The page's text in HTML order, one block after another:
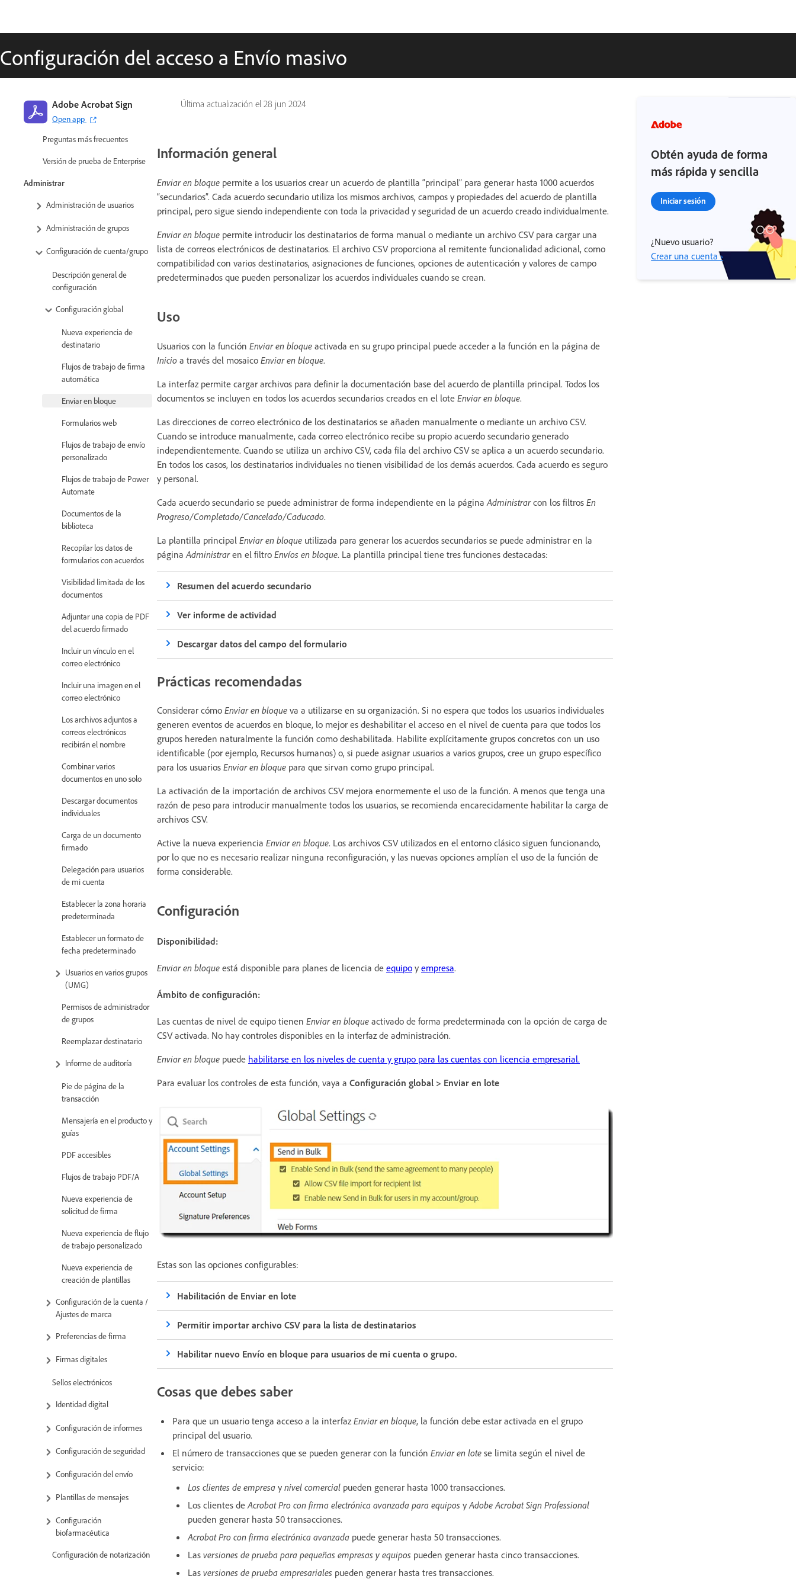
Configuración del acceso a Envío masivo
Última actualización el 28 jun 2024
Adobe Acrobat Sign
Open app
Guía de inicio rápido para
administradores
Biblioteca de tutoriales de vídeo
Preguntas más frecuentes
Versión de prueba de Enterprise
Administrar
Administración de usuarios
Administración de grupos
Configuración de cuenta/grupo
Descripción general de
configuración
Configuración global
Nueva experiencia de
destinatario
Flujos de trabajo de firma
automática
Enviar en bloque
Formularios web
Flujos de trabajo de envío
personalizado
Flujos de trabajo de Power
Automate
Documentos de la
biblioteca
Recopilar los datos de
formularios con acuerdos
Visibilidad limitada de los
documentos
Adjuntar una copia de PDF
del acuerdo firmado
Incluir un vínculo en el
correo electrónico
Incluir una imagen en el
correo electrónico
Los archivos adjuntos a
correos electrónicos
recibirán el nombre
Combinar varios
documentos en uno solo
Descargar documentos
individuales
Carga de un documento
firmado
Delegación para usuarios
de mi cuenta
Establecer la zona horaria
predeterminada
Establecer un formato de
fecha predeterminado
Usuarios en varios grupos
(UMG)
Permisos de administrador
de grupos
Reemplazar destinatario
Informe de auditoría
Pie de página de la
transacción
Mensajería en el producto y
guías
PDF accesibles
Flujos de trabajo PDF/A
Nueva experiencia de
solicitud de firma
Nueva experiencia de flujo
de trabajo personalizado
Nueva experiencia de
creación de plantillas
Configuración de la cuenta /
Ajustes de marca
Preferencias de firma
Firmas digitales
Sellos electrónicos
Identidad digital
Configuración de informes
Configuración de seguridad
Configuración del envío
Plantillas de mensajes
Configuración
biofarmacéutica
Configuración de notarización
Información general
Enviar en bloque permite a los usuarios crear un acuerdo de plantilla “principal” para generar hasta 1000 acuerdos
“secundarios”. Cada acuerdo secundario utiliza los mismos archivos, campos y propiedades del acuerdo de plantilla
principal, pero sigue siendo independiente con toda la privacidad y seguridad de un acuerdo creado individualmente.
Enviar en bloque permite introducir los destinatarios de forma manual o mediante un archivo CSV para cargar una
lista de correos electrónicos de destinatarios. El archivo CSV proporciona al remitente funcionalidad adicional, como
compatibilidad con varios destinatarios, asignaciones de funciones, opciones de autenticación y valores de campo
predeterminados que pueden personalizar los acuerdos individuales cuando se crean.
Uso
Usuarios con la función Enviar en bloque activada en su grupo principal puede acceder a la función en la página de
Inicio a través del mosaico Enviar en bloque.
La interfaz permite cargar archivos para definir la documentación base del acuerdo de plantilla principal. Todos los
documentos se incluyen en todos los acuerdos secundarios creados en el lote Enviar en bloque.
Las direcciones de correo electrónico de los destinatarios se añaden manualmente o mediante un archivo CSV.
Cuando se introduce manualmente, cada correo electrónico recibe su propio acuerdo secundario generado
independientemente. Cuando se utiliza un archivo CSV, cada fila del archivo CSV se aplica a un acuerdo secundario.
En todos los casos, los destinatarios individuales no tienen visibilidad de los demás acuerdos. Cada acuerdo es seguro
y personal.
Cada acuerdo secundario se puede administrar de forma independiente en la página Administrarcon los filtros En
Progreso/Completado/Cancelado/Caducado.
La plantilla principal Enviar en bloque utilizada para generar los acuerdos secundarios se puede administrar en la
página Administraren el filtro Envíos en bloque. La plantilla principal tiene tres funciones destacadas:
Resumen del acuerdo secundario
Ver informe de actividad
Descargar datos del campo del formulario
Prácticas recomendadas
Considerar cómo Enviar en bloque va a utilizarse en su organización. Si no espera que todos los usuarios individuales
generen eventos de acuerdos en bloque, lo mejor es deshabilitar el acceso en el nivel de cuenta para que todos los
grupos hereden naturalmente la función como deshabilitada. Habilite explícitamente grupos concretos con un uso
identificable (por ejemplo, Recursos humanos) o, si puede asignar usuarios a varios grupos, cree un grupo específico
para los usuarios Enviar en bloque para que sirvan como grupo principal.
La activación de la importación de archivos CSV mejora enormemente el uso de la función. A menos que tenga una
razón de peso para introducir manualmente todos los usuarios, se recomienda encarecidamente habilitar la carga de
archivos CSV.
Active la nueva experiencia Enviar en bloque. Los archivos CSV utilizados en el entorno clásico siguen funcionando,
por lo que no es necesario realizar ninguna reconfiguración, y las nuevas opciones amplían el uso de la función de
forma considerable.
Configuración
Disponibilidad:
Enviar en bloque está disponible para planes de licencia de equipo y empresa.
Ámbito de configuración:
Las cuentas de nivel de equipo tienen Enviar en bloque activado de forma predeterminada con la opción de carga de
CSV activada. No hay controles disponibles en la interfaz de administración.
Enviar en bloque puede habilitarse en los niveles de cuenta y grupo para las cuentas con licencia empresarial.
Para evaluar los controles de esta función, vaya a Configuración global > Enviar en lote
Estas son las opciones configurables:
Habilitación de Enviar en lote
Permitir importar archivo CSV para la lista de destinatarios
Habilitar nuevo Envío en bloque para usuarios de mi cuenta o grupo.
Cosas que debes saber
Para que un usuario tenga acceso a la interfaz Enviar en bloque, la función debe estar activada en el grupo
principal del usuario.
El número de transacciones que se pueden generar con la función Enviar en lote se limita según el nivel de
servicio:
Los clientes de empresa y nivel comercial pueden generar hasta 1000 transacciones.
Los clientes de Acrobat Pro con firma electrónica avanzada para equipos y Adobe Acrobat Sign Professional
pueden generar hasta 50 transacciones.
Acrobat Pro con firma electrónica avanzada puede generar hasta 50 transacciones.
Las versiones de prueba para pequeñas empresas y equipos pueden generar hasta cinco transacciones.
Las versiones de prueba empresariales pueden generar hasta tres transacciones.
Obtén ayuda de forma
más rápida y sencilla
Iniciar sesión
¿Nuevo usuario?
Crear una cuenta ›